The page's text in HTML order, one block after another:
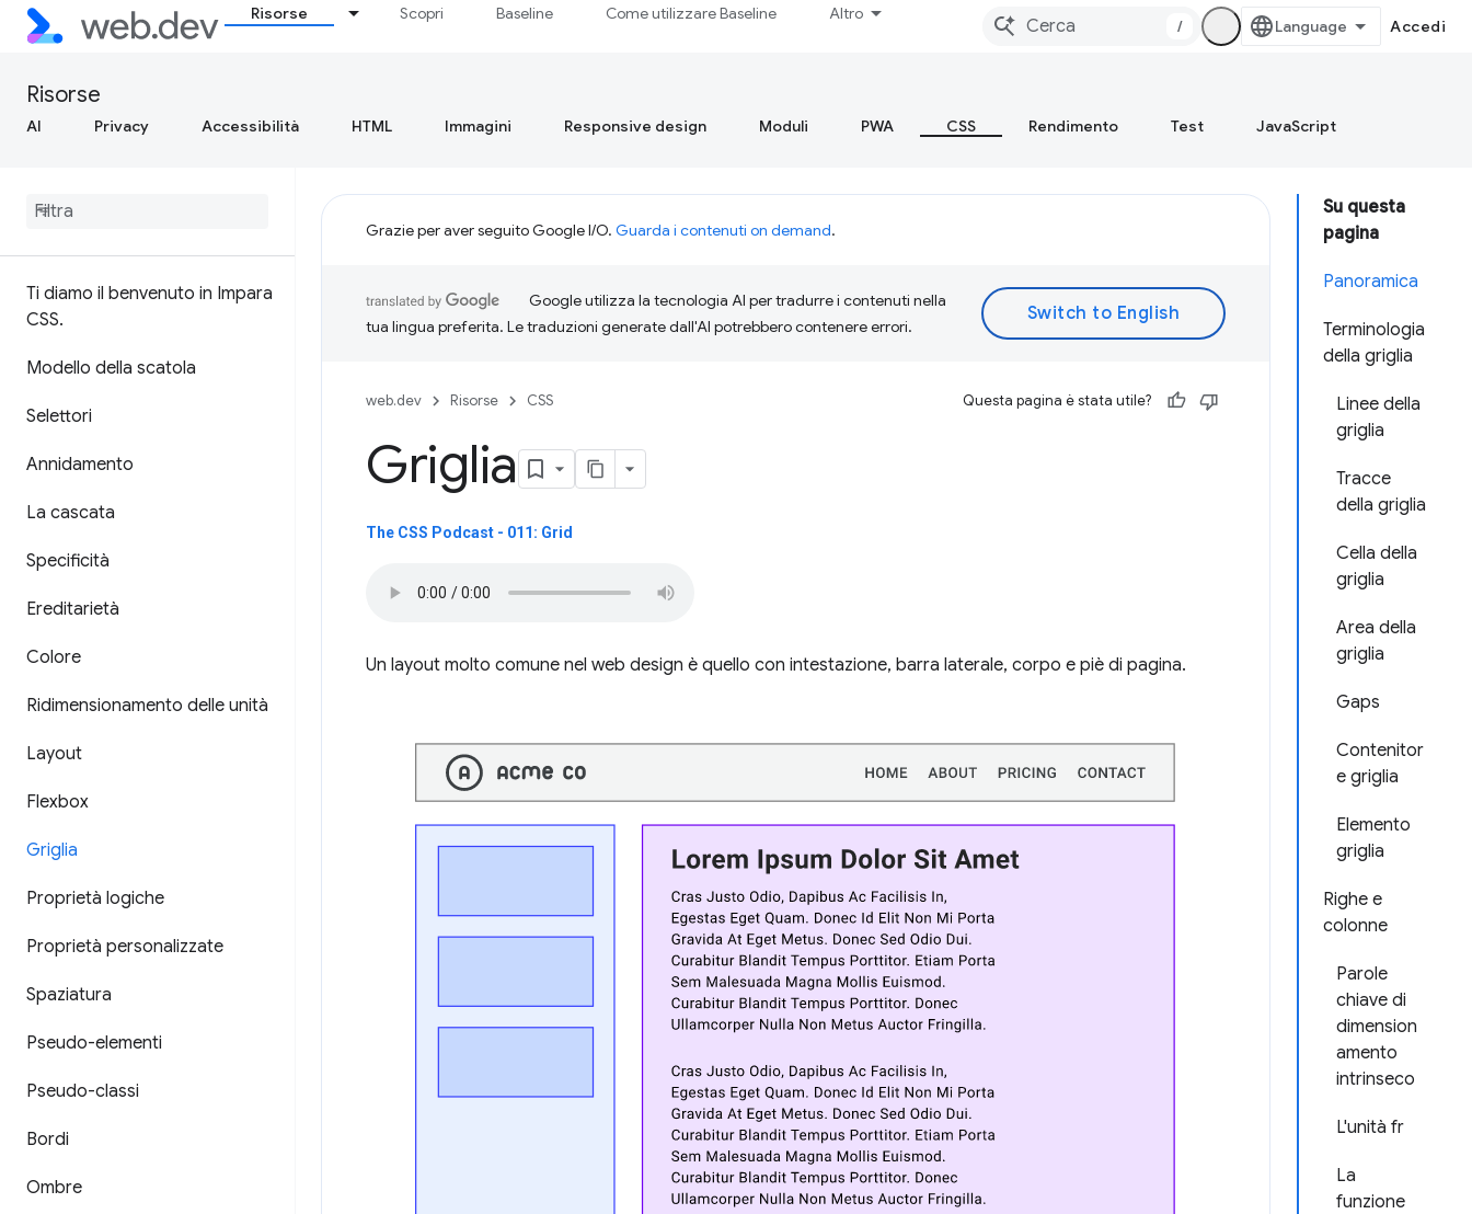
Risorse Scopri Baseline Come utilizzare Baseline Altro
/ Accedi
Risorse
AI Privacy Accessibilità HTML Immagini Responsive design Moduli PWA CSS Rendimento Test JavaScript
Ti diamo il benvenuto in Impara
CSS.
Modello della scatola
Selettori
Annidamento
La cascata
Specificità
Ereditarietà
Colore
Ridimensionamento delle unità
Layout
Flexbox
Griglia
Proprietà logiche
Proprietà personalizzate
Spaziatura
Pseudo-elementi
Pseudo-classi
Bordi
Ombre
Su questa
pagina
Panoramica
Terminologia
della griglia
Linee della
griglia
Tracce
della griglia
Cella della
griglia
Area della
griglia
Gaps
Contenitor
e griglia
Elemento
griglia
Righe e
colonne
Parole
chiave di
dimension
amento
intrinseco
L'unità fr
La
funzione
Grazie per aver seguito Google I/O. Guarda i contenuti on demand.
Google utilizza la tecnologia AI per tradurre i contenuti nella
tua lingua preferita. Le traduzioni generate dall'AI potrebbero contenere errori.
web.dev Risorse CSS Questa pagina è stata utile?
Griglia
The CSS Podcast - 011: Grid
Un layout molto comune nel web design è quello con intestazione, barra laterale, corpo e piè di pagina.